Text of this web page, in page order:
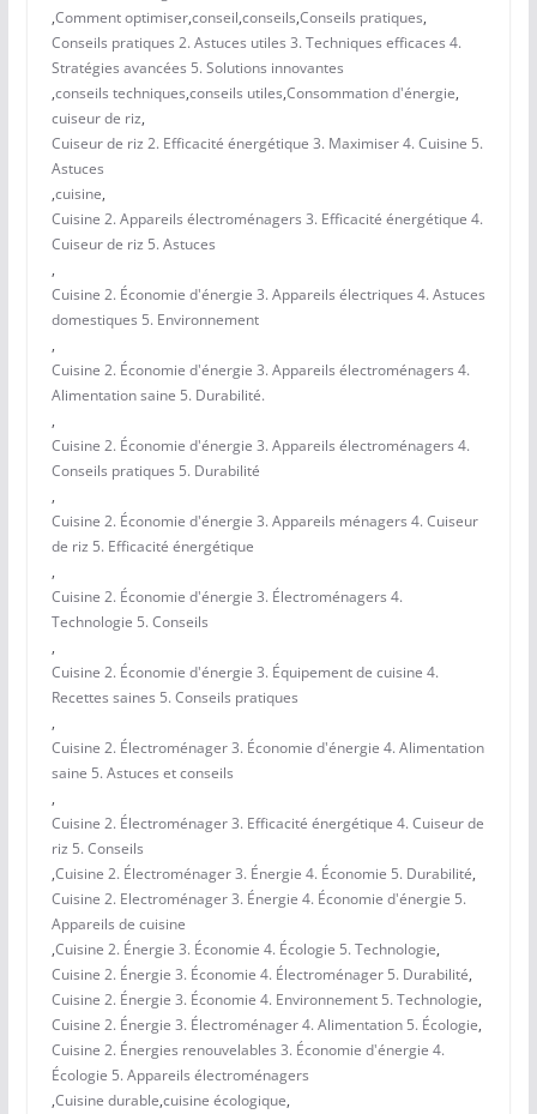
,Comment optimiser,conseil,conseils,Conseils pratiques,
Conseils pratiques 2. Astuces utiles 3. Techniques efficaces 4.
Stratégies avancées 5. Solutions innovantes
,conseils techniques,conseils utiles,Consommation d'énergie,
cuiseur de riz,
Cuiseur de riz 2. Efficacité énergétique 3. Maximiser 4. Cuisine 5.
Astuces
,cuisine,
Cuisine 2. Appareils électroménagers 3. Efficacité énergétique 4.
Cuiseur de riz 5. Astuces
,
Cuisine 2. Économie d'énergie 3. Appareils électriques 4. Astuces
domestiques 5. Environnement
,
Cuisine 2. Économie d'énergie 3. Appareils électroménagers 4.
Alimentation saine 5. Durabilité.
,
Cuisine 2. Économie d'énergie 3. Appareils électroménagers 4.
Conseils pratiques 5. Durabilité
,
Cuisine 2. Économie d'énergie 3. Appareils ménagers 4. Cuiseur
de riz 5. Efficacité énergétique
,
Cuisine 2. Économie d'énergie 3. Électroménagers 4.
Technologie 5. Conseils
,
Cuisine 2. Économie d'énergie 3. Équipement de cuisine 4.
Recettes saines 5. Conseils pratiques
,
Cuisine 2. Électroménager 3. Économie d'énergie 4. Alimentation
saine 5. Astuces et conseils
,
Cuisine 2. Électroménager 3. Efficacité énergétique 4. Cuiseur de
riz 5. Conseils
,Cuisine 2. Électroménager 3. Énergie 4. Économie 5. Durabilité,
Cuisine 2. Electroménager 3. Énergie 4. Économie d'énergie 5.
Appareils de cuisine
,Cuisine 2. Énergie 3. Économie 4. Écologie 5. Technologie,
Cuisine 2. Énergie 3. Économie 4. Électroménager 5. Durabilité,
Cuisine 2. Énergie 3. Économie 4. Environnement 5. Technologie,
Cuisine 2. Énergie 3. Électroménager 4. Alimentation 5. Écologie,
Cuisine 2. Énergies renouvelables 3. Économie d'énergie 4.
Écologie 5. Appareils électroménagers
,Cuisine durable,cuisine écologique,